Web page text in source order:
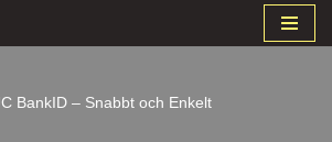
BankID – Snabbt och Enkelt